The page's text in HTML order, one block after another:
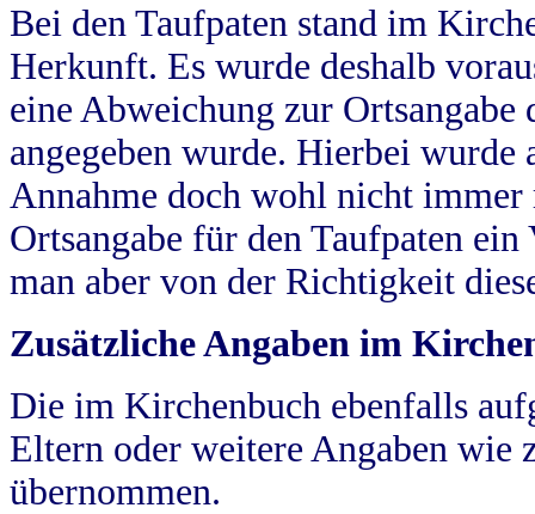
Bei den Taufpaten stand im
Herkunft. Es wurde deshalb
eine Abweichung zur
angegeben wurde. Hierbei wurde
Annahme doch wohl nicht
Ortsangabe für den Taufpaten
man aber von der Richtigkeit
Zusätzliche Angaben im
Die im Kirchenbuch ebenfalls
Eltern oder weitere Angaben wie
übernommen.